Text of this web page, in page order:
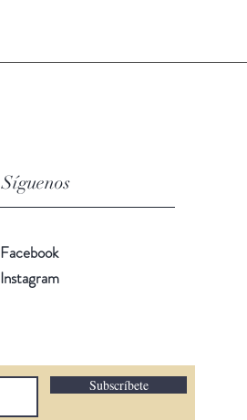
Síguenos
Facebook
Instagram
Subscríbete